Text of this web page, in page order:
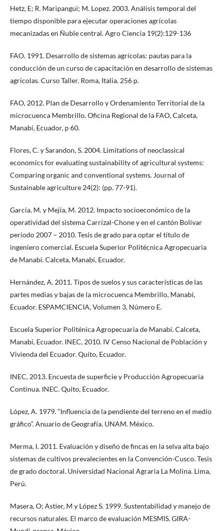
Hetz, E; R. Maripangui; M. Lopez. 2003. Análisis temporal del
tiempo disponible para ejecutar operaciones agrícolas
mecanizadas en Ñuble central. Agro Ciencia 19(2):129-136
FAO. 1991. Desarrollo de sistemas agrícolas: pautas para la
conducción de un curso de capacitación en desarrollo de sistemas
agrícolas. Curso Taller. Roma, Italia. 256 p.
FAO, 2012. Plan de Desarrollo y Ordenamiento Territorial de la
microcuenca Membrillo. Oficina Regional de la FAO, Calceta,
Manabí, Ecuador, p 60.
Flores, C. y Sarandon, S. 2004. Limitations of neoclassical
economics for evaluating sustainability of agricultural systems:
Comparing organic and conventional systems. Journal of
Sustainable agriculture 24(2): (pp. 77-91).
García, M. y Mejía, M. 2012. Impacto socioeconómico de la
operatividad del sistema Carrizal-Chone y en el cantón Bolívar
periodo 2007 – 2010. Tesis de grado para optar el título de
ingeniero comercial. Escuela Superior Politécnica Agropecuaria
de Manabí. Calceta, Manabí, Ecuador.
Hernández, A. 2011. Tipos de suelos y sus características de las
partes medias y bajas de la microcuenca Membrillo, Manabí,
Ecuador. ESPAMCIENCIA, Volumen 3, Número E.
Escuela Superior Politénica Agropecuaria de Manabí. Calceta,
Manabí, Ecuador. INEC, 2010. IV Censo Nacional de Población y
Vivienda del Ecuador. Quito, Ecuador.
INEC, 2013. Encuesta de superficie y Producción Agropecuaria
Continua. INEC. Quito, Ecuador.
López, A. 1979. “Influencia de la pendiente del terreno en el medio
gráfico”. Anuario de Geografía. UNAM. México.
Merma, I. 2011. Evaluación y diseño de fincas en la selva alta bajo
sistemas de cultivos prevalecientes en la Convención-Cusco. Tesis
de grado doctoral. Universidad Nacional Agraria La Molina. Lima,
Perú.
Masera, O; Astier, M y López S. 1999. Sustentabilidad y manejo de
recursos naturales. El marco de evaluación MESMIS. GIRA-